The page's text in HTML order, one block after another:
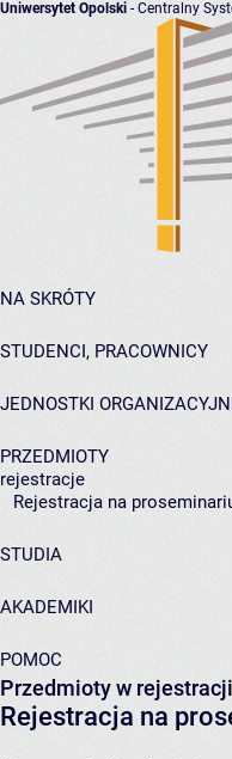
Uniwersytet Opolski - Centralny
NA SKRÓTY
STUDENCI, PRACOWNICY
JEDNOSTKI
PRZEDMIOTY
rejestracje
Rejestracja na
STUDIA
AKADEMIKI
POMOC
Przedmioty w rejestracji
Rejestracja na